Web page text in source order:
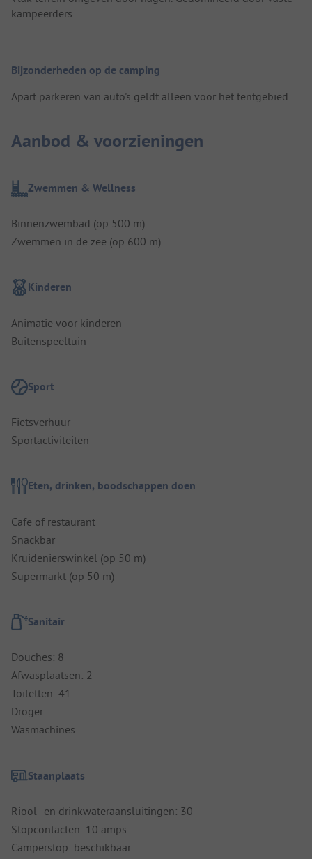
kampeerders.
Bijzonderheden op de camping
Apart parkeren van auto's geldt alleen voor het tentgebied.
Aanbod & voorzieningen
Zwemmen & Wellness
Binnenzwembad (op 500 m)
Zwemmen in de zee (op 600 m)
Kinderen
Animatie voor kinderen
Buitenspeeltuin
Sport
Fietsverhuur
Sportactiviteiten
Eten, drinken, boodschappen doen
Cafe of restaurant
Snackbar
Kruidenierswinkel (op 50 m)
Supermarkt (op 50 m)
Sanitair
Douches: 8
Afwasplaatsen: 2
Toiletten: 41
Droger
Wasmachines
Staanplaats
Riool- en drinkwateraansluitingen: 30
Stopcontacten: 10 amps
Camperstop: beschikbaar